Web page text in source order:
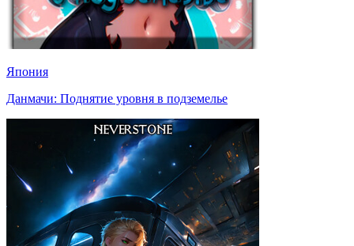
Япония
Данмачи: Поднятие уровня в подземелье